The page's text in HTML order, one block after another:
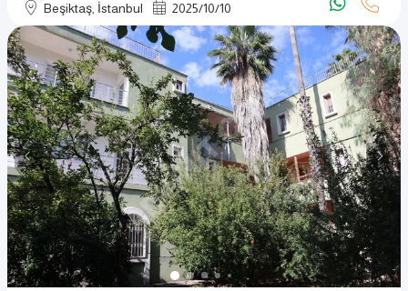
Beşiktaş, İstanbul 2025/10/10